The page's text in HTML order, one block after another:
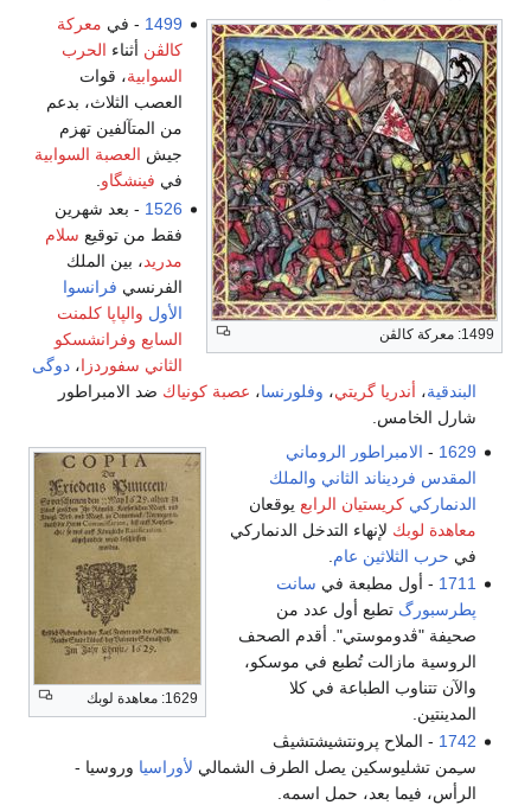
1499- فيمعركة
كالڤنأثناءالحرب
السوابية، قوات
العصب الثلاث، بدعم
من المتآلفين تهزم
جيشالعصبة السوابية
فيفينشگاو.
1526- بعد شهرين
فقط من توقيعسلام
مدريد، بين الملك
الفرنسيفرانسوا
الأول والپاپا كلمنت
وفلورنسا،عصبة كونياكضد الامبراطور
1629: معاهدة لوبك
والملك
يوقعان
التدخل الدنماركي
سانت
عدد من
أقدم الصحف
في موسكو،
في كلا
الطرف الشماليلأوراسيا وروسيا -
اسمه.